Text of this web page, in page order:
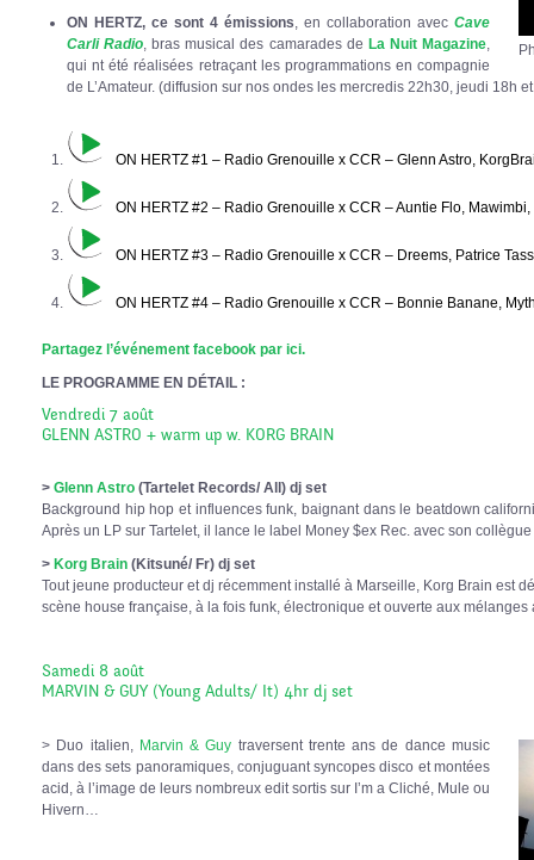
ON HERTZ, ce sont 4 émissions , en collaboration avecCave
Carli Radio , bras musical des camarades de La Nuit Magazine
qui nt été réalisées retraçant les programmations en compagnie
de L’Amateur. (diffusion sur nos ondes les mercredis 22h30, jeudi 18h
ON HERTZ #1 – Radio Grenouille x CCR – Glenn Astro,
ON HERTZ #2 – Radio Grenouille x CCR – Auntie Flo,
ON HERTZ #3 – Radio Grenouille x CCR – Dreems, Patrice
ON HERTZ #4 – Radio Grenouille x CCR – Bonnie Banane,
Partagez l’événement facebook par ici.
LE PROGRAMME EN DÉTAIL :
Vendredi 7 août
GLENN ASTRO + warm up w. KORG BRAIN
> Glenn Astro (Tartelet Records/ All) dj set
Background hip hop et influences funk, baignant dans le beatdown
Après un LP sur Tartelet, il lance le label Money $ex Rec. avec son
> Korg Brain (Kitsuné/ Fr) dj set
Tout jeune producteur et dj récemment installé à Marseille, Korg Brain est
scène house française, à la fois funk, électronique et ouverte aux mélanges
Samedi 8 août
MARVIN & GUY (Young Adults/ It) 4hr dj set
> Duo italien, Marvin & Guy traversent trente ans de dance music
dans des sets panoramiques, conjuguant syncopes disco et montées
acid, à l’image de leurs nombreux edit sortis sur I’m a Cliché, Mule ou
Hivern…